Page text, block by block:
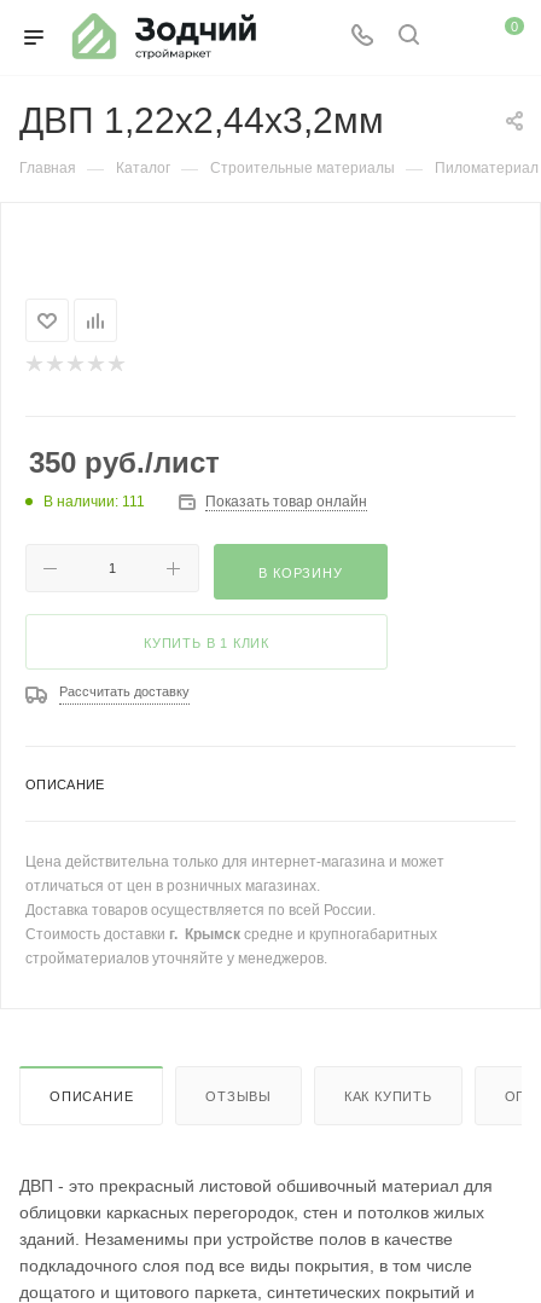
0
ДВП 1,22х2,44х3,2мм
Главная — Каталог — Строительные материалы — Пиломатериал
350 руб./лист
В наличии: 111 Показать товар онлайн
В КОРЗИНУ
КУПИТЬ В 1 КЛИК
Рассчитать доставку
ОПИСАНИЕ
Цена действительна только для интернет-магазина и может
отличаться от цен в розничных магазинах.
Доставка товаров осуществляется по всей России.
Стоимость доставки г. Крымск средне и крупногабаритных
стройматериалов уточняйте у менеджеров.
ОПИСАНИЕ ОТЗЫВЫ КАК КУПИТЬ
ДВП - это прекрасный листовой обшивочный материал для
облицовки каркасных перегородок, стен и потолков жилых
зданий. Незаменимы при устройстве полов в качестве
подкладочного слоя под все виды покрытия, в том числе
дощатого и щитового паркета, синтетических покрытий и